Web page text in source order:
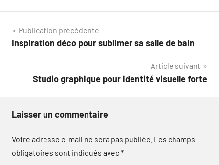
Navigation
de
Publication précédente
Inspiration déco pour sublimer sa salle de bain
Article suivant
Studio graphique pour identité visuelle forte
Laisser un commentaire
Votre adresse e-mail ne sera pas publiée. Les champs
obligatoires sont indiqués avec*